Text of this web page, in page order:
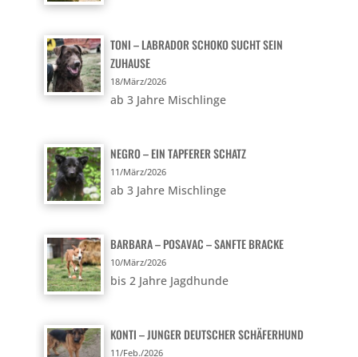
TONI – LABRADOR SCHOKO SUCHT SEIN
ZUHAUSE
18/März/2026
ab 3 Jahre Mischlinge
NEGRO – EIN TAPFERER SCHATZ
11/März/2026
ab 3 Jahre Mischlinge
BARBARA – POSAVAC – SANFTE BRACKE
10/März/2026
bis 2 Jahre Jagdhunde
KONTI – JUNGER DEUTSCHER SCHÄFERHUND
11/Feb./2026